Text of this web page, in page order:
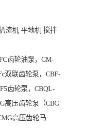
渣机 平地机 搅拌
齿轮油泵，CM-
双联齿轮泵，CBF-
齿轮泵，CBQL-
高压齿轮泵（CBG
高压齿轮马